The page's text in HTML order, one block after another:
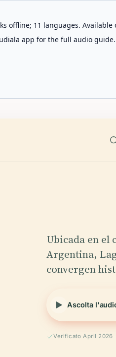
offline; 11 languages. Available
app for the full audio guide.
Ubicada en el
Argentina,
convergen
Ascolta
Verificato April 2026